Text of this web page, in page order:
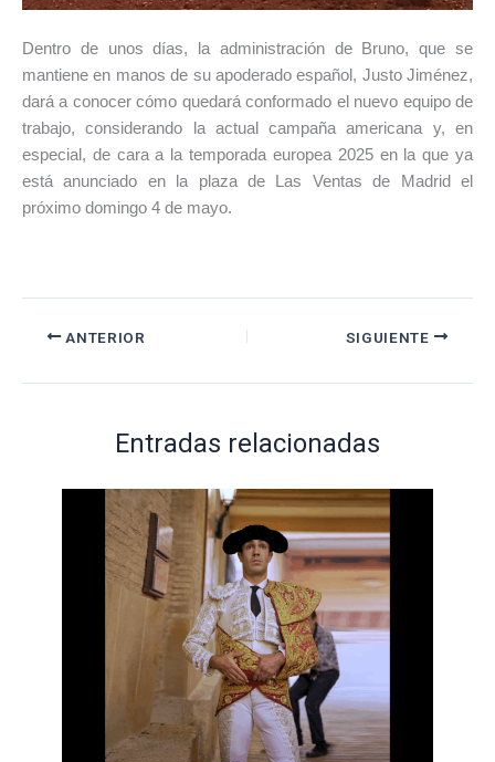
Dentro de unos días, la administración de Bruno, que se
mantiene en manos de su apoderado español, Justo Jiménez,
dará a conocer cómo quedará conformado el nuevo equipo de
trabajo, considerando la actual campaña americana y, en
especial, de cara a la temporada europea 2025 en la que ya
está anunciado en la plaza de Las Ventas de Madrid el
próximo domingo 4 de mayo.
ANTERIOR SIGUIENTE
Entradas relacionadas